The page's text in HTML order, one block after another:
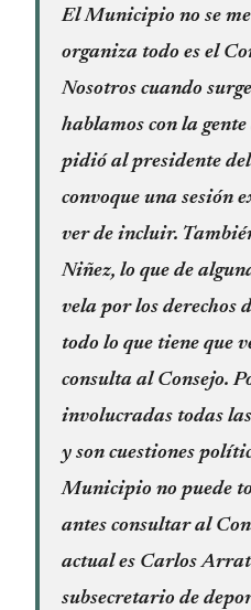
El Municipio no se
organiza todo es el
Nosotros cuando
hablamos con la gente
pidió al presidente
convoque una
ver de incluir.
Niñez, lo que de
vela por los derechos
todo lo que tiene que
consulta al Consejo.
involucradas todas
y son cuestiones
Municipio no puede
antes consultar al
actual es Carlos
subsecretario de